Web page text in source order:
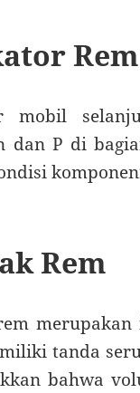
mobil
dan P di
Rem
tanda
bahwa